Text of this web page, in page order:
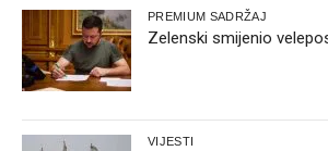
PREMIUM SADRŽAJ
Zelenski smijenio
VIJESTI